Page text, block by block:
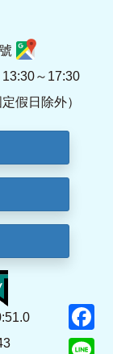
～17:30
假日除外）